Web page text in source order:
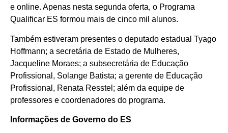
e online. Apenas nesta segunda oferta, o Programa
Qualificar ES formou mais de cinco mil alunos.
Também estiveram presentes o deputado estadual Tyago
Hoffmann; a secretária de Estado de Mulheres,
Jacqueline Moraes; a subsecretária de Educação
Profissional, Solange Batista; a gerente de Educação
Profissional, Renata Resstel; além da equipe de
professores e coordenadores do programa.
Informações de Governo do ES